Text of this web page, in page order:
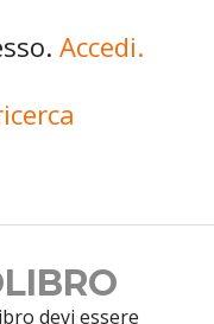
Accedi.
devi essere